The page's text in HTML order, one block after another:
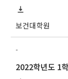
보건대학원
-
2022학년도 1